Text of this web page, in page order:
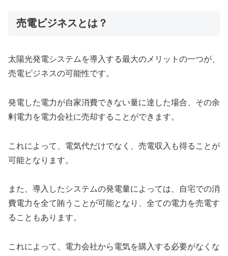
売電ビジネスとは？
太陽光発電システムを導入する最大のメリットの一つが、
売電ビジネスの可能性です。
発電した電力が自家消費できない量に達した場合、その余
剰電力を電力会社に売却することができます。
これによって、電気代だけでなく、売電収入も得ることが
可能となります。
また、導入したシステムの発電量によっては、自宅での消
費電力を全て賄うことが可能となり、全ての電力を売電す
ることもあります。
これによって、電力会社から電気を購入する必要がなくな